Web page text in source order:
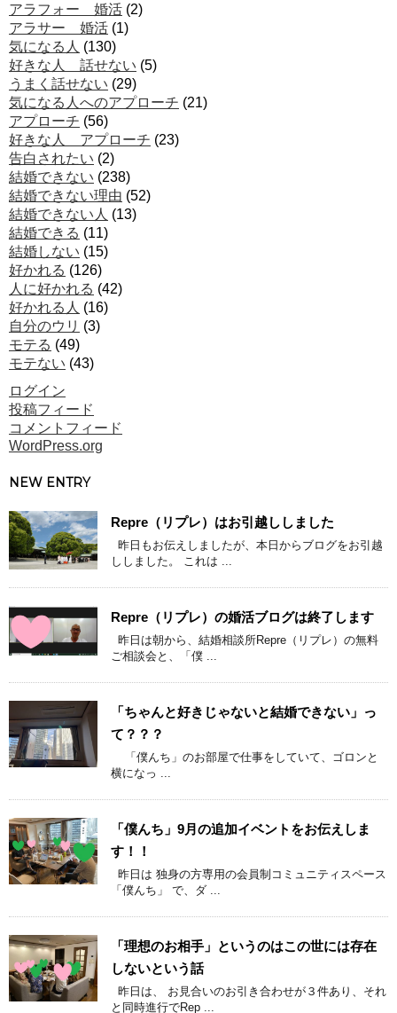
アラフォー 婚活 (2)
アラサー 婚活 (1)
気になる人 (130)
好きな人 話せない (5)
うまく話せない (29)
気になる人へのアプローチ (21)
アプローチ (56)
好きな人 アプローチ (23)
告白されたい (2)
結婚できない (238)
結婚できない理由 (52)
結婚できない人 (13)
結婚できる (11)
結婚しない (15)
好かれる (126)
人に好かれる (42)
好かれる人 (16)
自分のウリ (3)
モテる (49)
モテない (43)
ログイン
投稿フィード
コメントフィード
WordPress.org
NEW ENTRY
Repre（リプレ）はお引越ししました
昨日もお伝えしましたが、本日からブログをお引越
ししました。 これは ...
Repre（リプレ）の婚活ブログは終了します
昨日は朝から、結婚相談所Repre（リプレ）の無料
ご相談会と、「僕 ...
「ちゃんと好きじゃないと結婚できない」っ
て？？？
「僕んち」のお部屋で仕事をしていて、ゴロンと
横になっ ...
「僕んち」9月の追加イベントをお伝えしま
す！！
昨日は 独身の方専用の会員制コミュニティスペース
「僕んち」 で、ダ ...
「理想のお相手」というのはこの世には存在
しないという話
昨日は、 お見合いのお引き合わせが３件あり、それ
と同時進行でRep ...